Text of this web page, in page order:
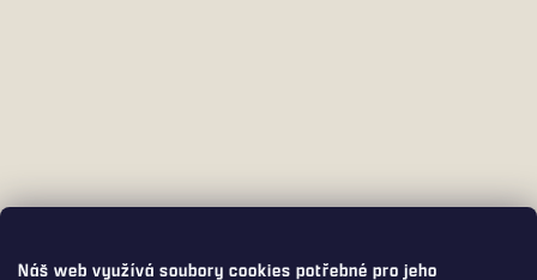
Náš web využívá soubory cookies potřebné pro jeho